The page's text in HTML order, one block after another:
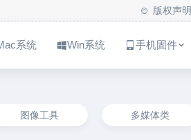
版权声明
系统 Win系统 手机固件
图像工具 多媒体类